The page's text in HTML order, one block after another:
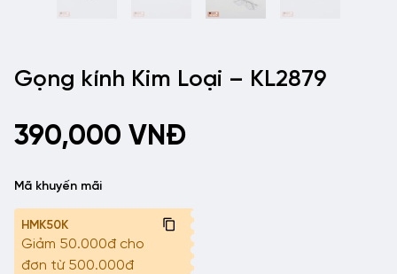
Gọng kính Kim Loại – KL2879
390,000 VNĐ
Mã khuyến mãi
HMK50K
Giảm 50.000đ cho
đơn từ 500.000đ